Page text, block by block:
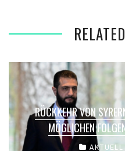
RÜCKKEHR VON
MÖGLICHEN
AKTUELL